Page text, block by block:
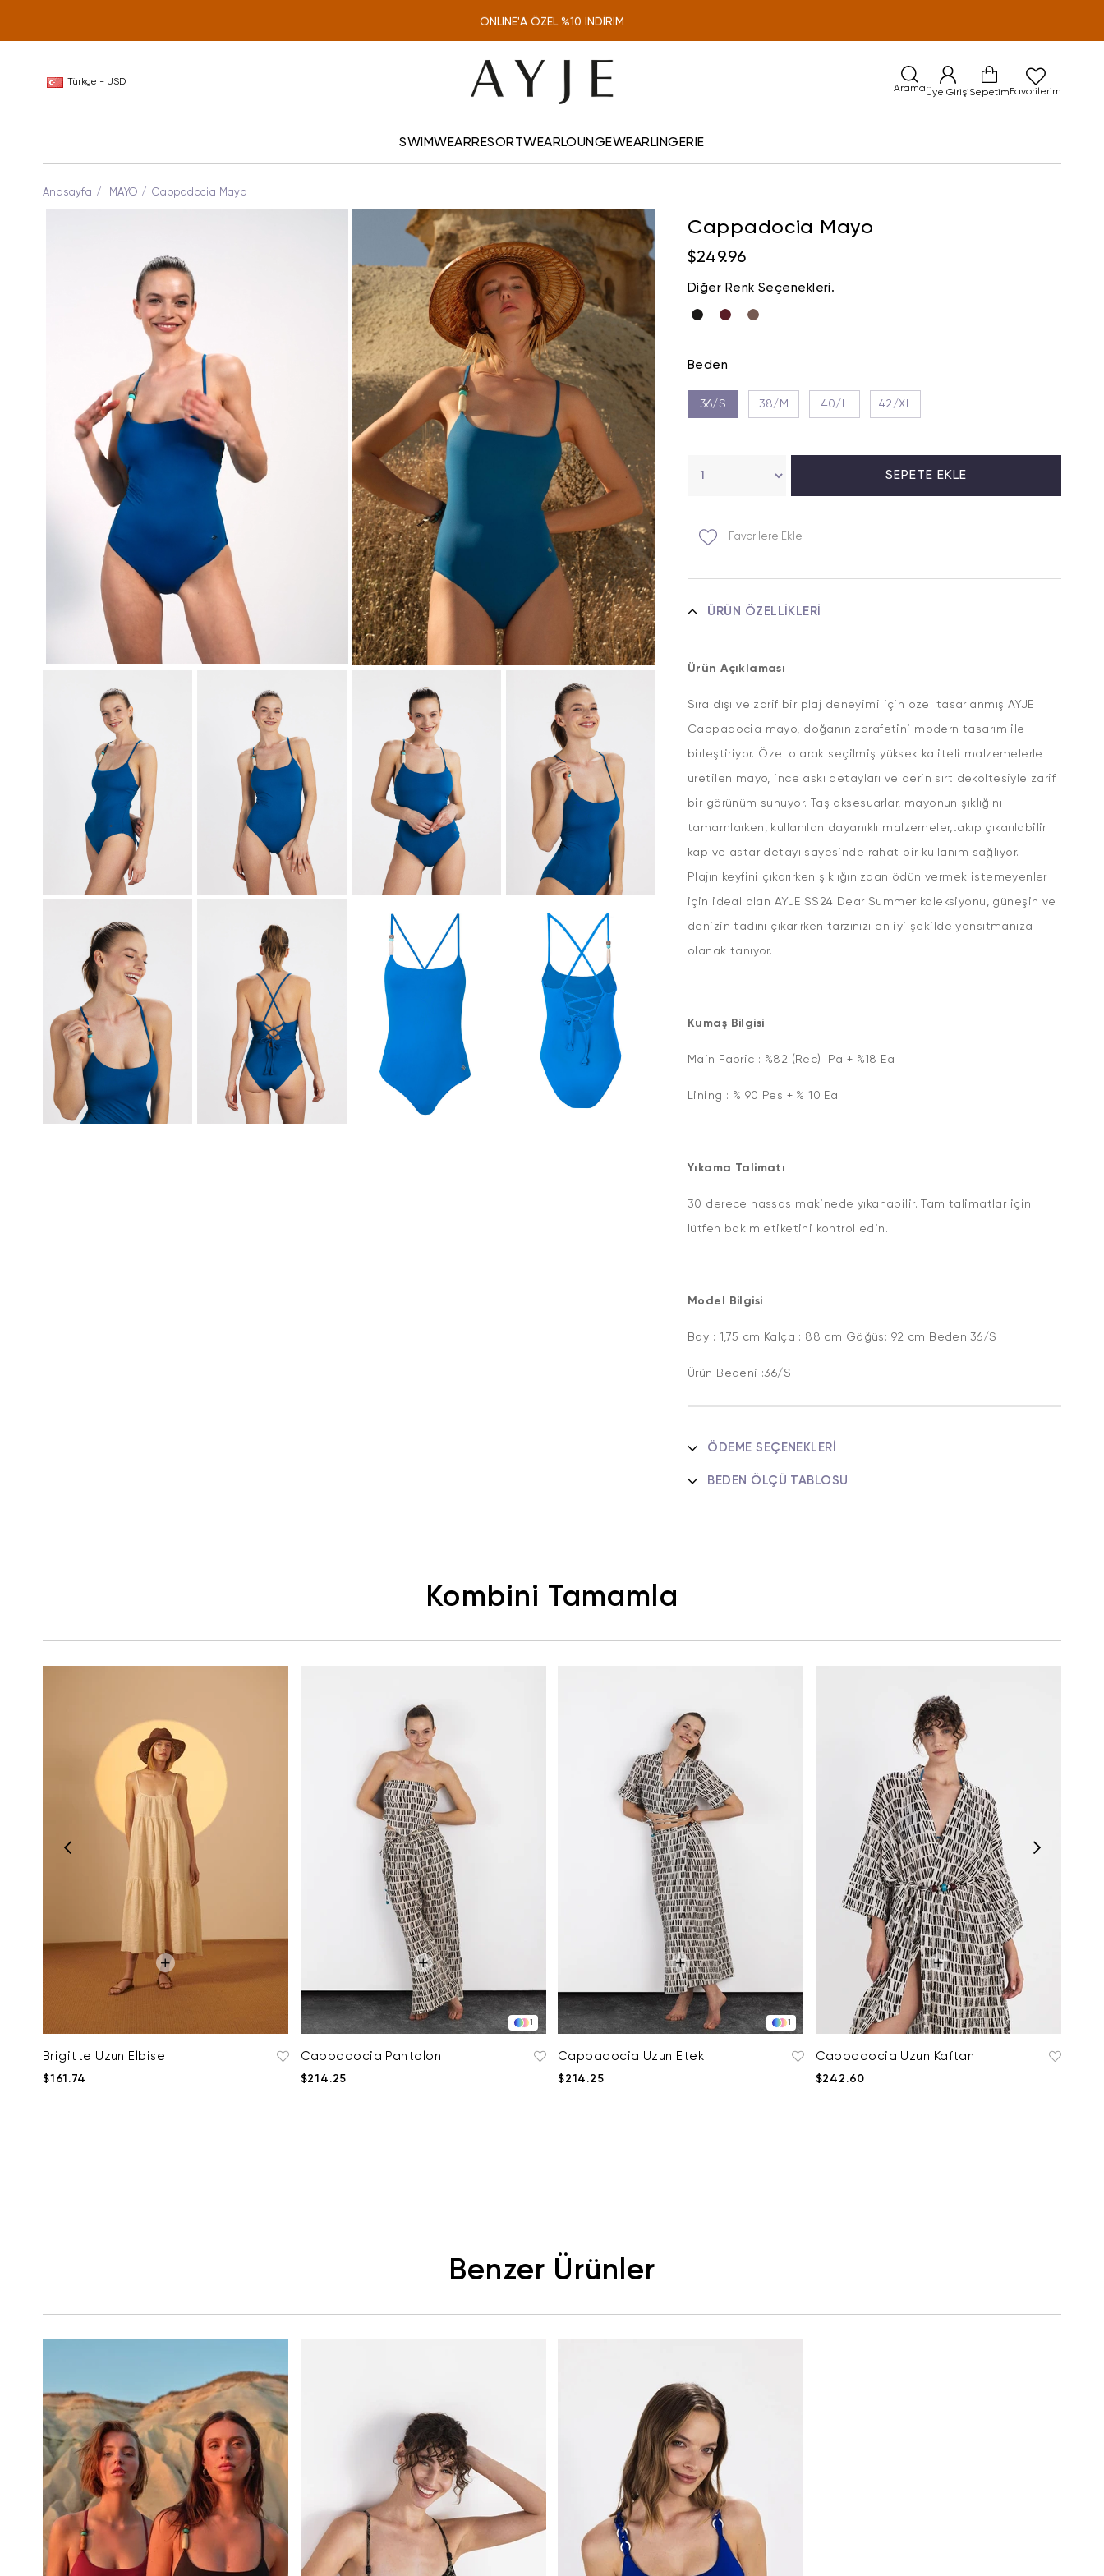
ONLINE'A ÖZEL %10 İNDİRİM
Türkçe - USD
AramaÜye GirişiSepetim Favorilerim
SWIMWEARRESORTWEARLOUNGEWEARLINGERIE
Anasayfa MAYO Cappadocia Mayo
Cappadocia Mayo
$249.96
Diğer Renk Seçenekleri.
Beden
36/S 38/M 40/L 42/XL
Favorilere Ekle
ÜRÜN ÖZELLIKLERI
Ürün Açıklaması
Sıra dışı ve zarif bir plaj deneyimi için özel tasarlanmış AYJE
Cappadocia mayo, doğanın zarafetini modern tasarım ile
birleştiriyor. Özel olarak seçilmiş yüksek kaliteli malzemelerle
üretilen mayo, ince askı detayları ve derin sırt dekoltesiyle zarif
bir görünüm sunuyor. Taş aksesuarlar, mayonun şıklığını
tamamlarken, kullanılan dayanıklı malzemeler,takıp çıkarılabilir
kap ve astar detayı sayesinde rahat bir kullanım sağlıyor.
Plajın keyfini çıkarırken şıklığınızdan ödün vermek istemeyenler
için ideal olan AYJE SS24 Dear Summer koleksiyonu, güneşin ve
denizin tadını çıkarırken tarzınızı en iyi şekilde yansıtmanıza
olanak tanıyor.
Kumaş Bilgisi
Main Fabric : %82 (Rec) Pa + %18 Ea
Lining : % 90 Pes + % 10 Ea
Yıkama Talimatı
30 derece hassas makinede yıkanabilir. Tam talimatlar için
lütfen bakım etiketini kontrol edin.
Model Bilgisi
Boy : 1,75 cm Kalça : 88 cm Göğüs: 92 cm Beden:36/S
Ürün Bedeni :36/S
ÖDEME SEÇENEKLERI
BEDEN ÖLÇÜ TABLOSU
Kombini Tamamla
Brigitte Uzun Elbise
$161.74
1
Cappadocia Pantolon
$214.25
1
Cappadocia Uzun Etek
$214.25
Cappadocia Uzun Kaftan
$242.60
Benzer Ürünler